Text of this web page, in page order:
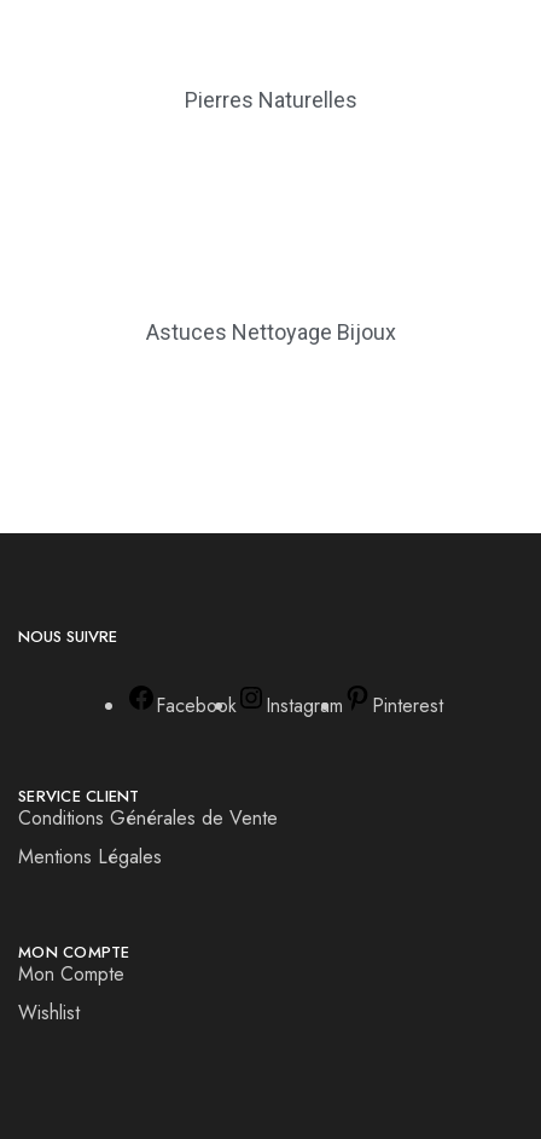
Pierres Naturelles
Astuces Nettoyage Bijoux
NOUS SUIVRE
Facebook Instagram Pinterest
SERVICE CLIENT
Conditions Générales de Vente
Mentions Légales
MON COMPTE
Mon Compte
Wishlist